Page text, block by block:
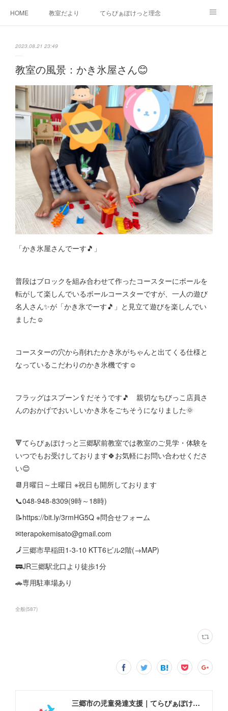
HOME 教室だより てらぴぁぽけっと理念
2023.08.21 23:49
教室の風景：かき氷屋さん😊
「かき氷屋さんでーす🎵」
普段はブロックを組み合わせて作ったコースターにボールを
転がして楽しんでいるボールコースターですが、一人の遊び
名人さん✨が「かき氷でーす🎵」と見立て遊びを楽しんでい
ました☺
コースターの穴から削れたかき氷がちゃんと出てくる仕様と
なっているこだわりのかき氷機です☺
フラッグはスプーン🥄だそうです🎵 親切なちびっこ店員さ
んのおかげでおいしいかき氷をごちそうになりました🌞
🔻てらぴぁぽけっと三郷駅前教室では教室のご見学・体験を
いつでもお受けしております🍀お気軽にお問い合わせくださ
い😊
📆月曜日～土曜日 ※祝日も開所しております
📞048-948-8309(9時～18時)
📝https://bit.ly/3rmHG5Q ※問合せフォーム
✉terapokemisato@gmail.com
🗾三郷市早稲田1-3-10 KTT6ビル2階(→MAP)
🚃JR三郷駅北口より徒歩1分
🚗専用駐車場あり
全般(587)
三郷市の児童発達支援｜てらぴぁぽけっと三郷駅前教室